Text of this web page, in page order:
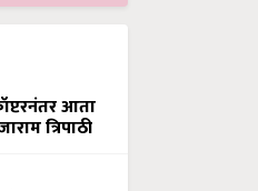
आता
त्रिपाठी